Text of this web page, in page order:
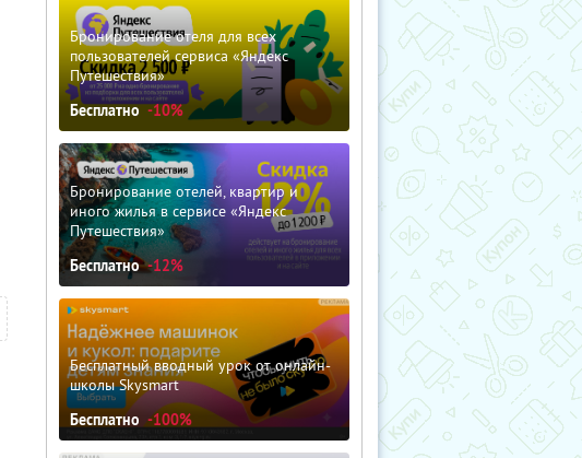
Бронирование отеля для всех
пользователей сервиса «Яндекс
Путешествия»
Бесплатно -10%
Бронирование отелей, квартир и
иного жилья в сервисе «Яндекс
Путешествия»
Бесплатно -12%
Бесплатный вводный урок от онлайн-
школы Skysmart
Бесплатно -100%